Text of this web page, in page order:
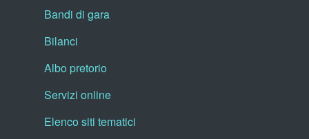
Bandi di gara
Bilanci
Albo pretorio
Servizi online
Elenco siti tematici